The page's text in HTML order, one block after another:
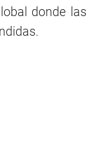
donde las